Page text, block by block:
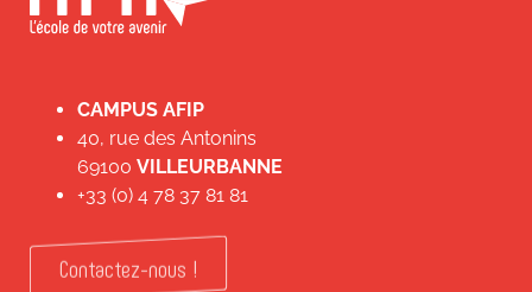
CAMPUS AFIP
40, rue des Antonins
69100 VILLEURBANNE
+33 (0) 4 78 37 81 81
Contactez-nous !